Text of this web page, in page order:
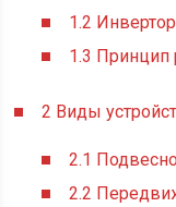
1.2
1.3 Принцип
2 Виды
2.1
2.2